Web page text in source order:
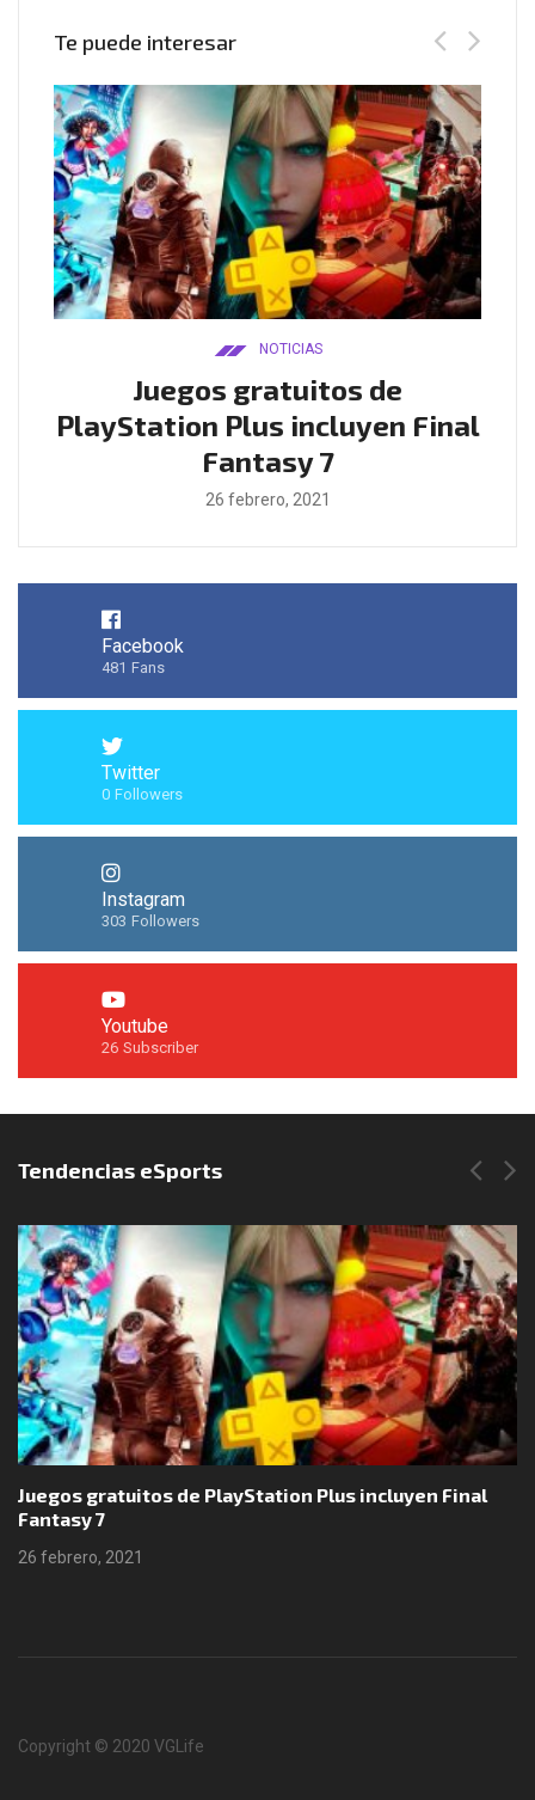
Te puede interesar
NOTICIAS
Juegos gratuitos de
PlayStation Plus incluyen Final
Fantasy 7
26 febrero, 2021
Facebook
481 Fans
Twitter
0 Followers
Instagram
303 Followers
Youtube
26 Subscriber
Síguenos en Instagram
Tendencias eSports
Juegos gratuitos de PlayStation Plus incluyen Final
Fantasy 7
26 febrero, 2021
Copyright © 2020 VGLife